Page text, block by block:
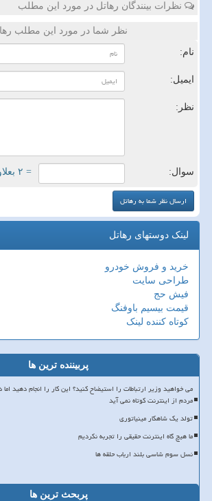
نظرات بینندگان رهاتل در مورد این مطلب
نظر شما در مورد این مطلب
نام:
ایمیل:
نظر:
سوال: = ۲ بعلاوه ۳
لینک دوستهای رهاتل
خرید و فروش خودرو
طراحی سایت
فیش حج
قیمت بیسیم باوفنگ
کوتاه کننده لینک
پربیننده ترین ها
می خواهید وزیر ارتباطات را استیضاح کنید؟ این کار را انجام دهید
مردم از اینترنت کوتاه نمی آید
تولد یک شاهکار مینیاتوری
ما هیچ گاه اینترنت حقیقی را تجربه نکردیم
نسل سوم شاسی بلند ارباب حلقه ها
پربحث ترین ها